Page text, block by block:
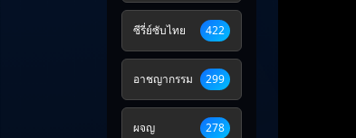
ซีรี่ย์ซับไทย 422
อาชญากรรม 299
ผจญ 278